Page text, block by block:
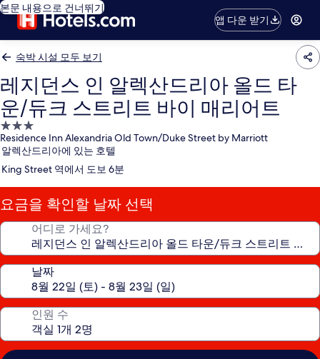
본문 내용으로 건너뛰기
앱 다운 받기
숙박 시설 모두 보기
레지던스 인 알렉산드리아 올드 타
운/듀크 스트리트 바이 매리어트
3.0
성
급
숙
박
시
설
Residence Inn Alexandria Old Town/Duke Street by Marriott
알렉산드리아에 있는 호텔
King Street 역에서 도보 6분
요금을 확인할 날짜 선택
어디로 가세요?
날짜
인원 수